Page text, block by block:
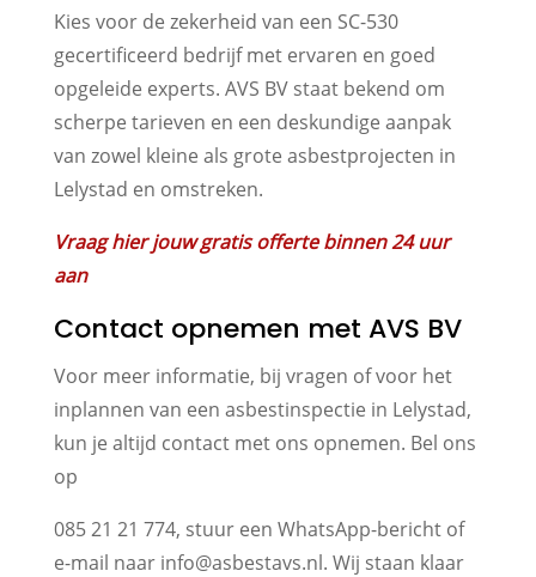
Kies voor de zekerheid van een SC-530
gecertificeerd bedrijf met ervaren en goed
opgeleide experts. AVS BV staat bekend om
scherpe tarieven en een deskundige aanpak
van zowel kleine als grote asbestprojecten in
Lelystad en omstreken.
Vraag hier jouw gratis offerte binnen 24 uur
aan
Contact opnemen met AVS BV
Voor meer informatie, bij vragen of voor het
inplannen van een asbestinspectie in Lelystad,
kun je altijd contact met ons opnemen. Bel ons
op
085 21 21 774, stuur een WhatsApp-bericht of
e-mail naar info@asbestavs.nl. Wij staan klaar